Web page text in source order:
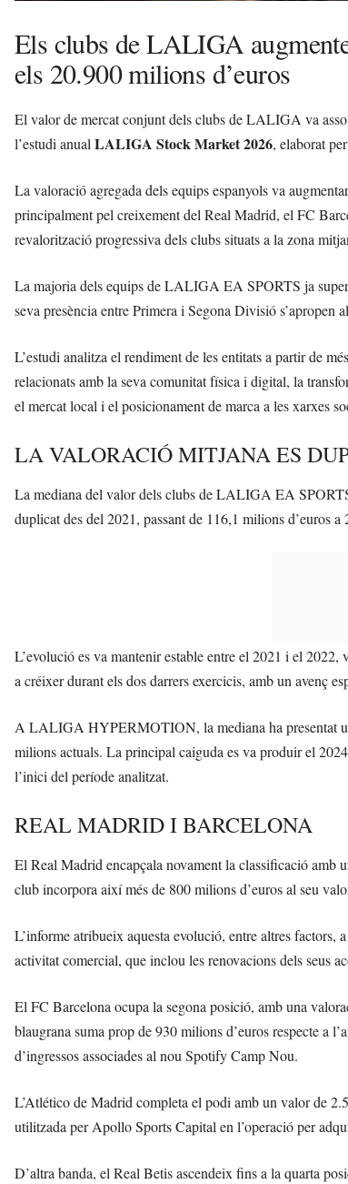
Els clubs de LALIGA
els 20.900 milions d’euros
El valor de mercat conjunt dels clubs de LALIGA va
l’estudi anual LALIGA Stock Market 2026, elaborat
La valoració agregada dels equips espanyols va
principalment pel creixement del Real Madrid, el FC
revalorització progressiva dels clubs situats a la zona
La majoria dels equips de LALIGA EA SPORTS ja
seva presència entre Primera i Segona Divisió s’apropen
L’estudi analitza el rendiment de les entitats a partir de
relacionats amb la seva comunitat física i digital, la
el mercat local i el posicionament de marca a les xarxes
LA VALORACIÓ MITJANA ES
La mediana del valor dels clubs de LALIGA EA
duplicat des del 2021, passant de 116,1 milions d’euros
L’evolució es va mantenir estable entre el 2021 i el
a créixer durant els dos darrers exercicis, amb un avenç
A LALIGA HYPERMOTION, la mediana ha presentat
milions actuals. La principal caiguda es va produir el
l’inici del període analitzat.
REAL MADRID I BARCELONA
El Real Madrid encapçala novament la classificació amb
club incorpora així més de 800 milions d’euros al seu
L’informe atribueix aquesta evolució, entre altres factors,
activitat comercial, que inclou les renovacions dels seus
El FC Barcelona ocupa la segona posició, amb una
blaugrana suma prop de 930 milions d’euros respecte a
d’ingressos associades al nou Spotify Camp Nou.
L’Atlético de Madrid completa el podi amb un valor de
utilitzada per Apollo Sports Capital en l’operació per
D’altra banda, el Real Betis ascendeix fins a la quarta